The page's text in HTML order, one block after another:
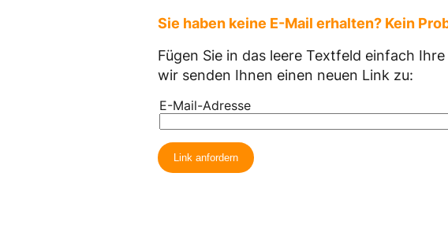
Sie haben keine E-Mail erhalten? Kein
Fügen Sie in das leere Textfeld einfach
wir senden Ihnen einen neuen Link zu: